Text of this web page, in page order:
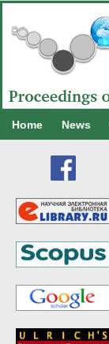
Home News